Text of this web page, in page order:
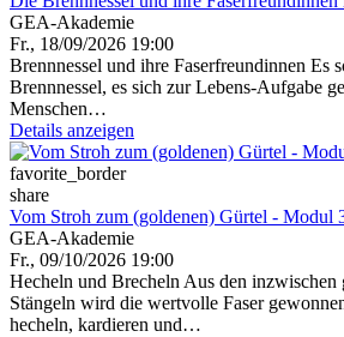
GEA-Akademie
Fr., 18/09/2026 19:00
Brennnessel und ihre Faserfreundinnen Es
Brennnessel, es sich zur Lebens-Aufgabe
Menschen…
Details anzeigen
favorite_border
share
Vom Stroh zum (goldenen) Gürtel - Modul
GEA-Akademie
Fr., 09/10/2026 19:00
Hecheln und Brecheln Aus den inzwischen
Stängeln wird die wertvolle Faser
hecheln, kardieren und…